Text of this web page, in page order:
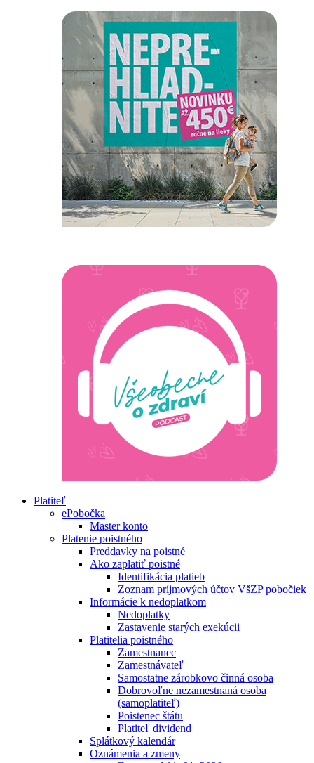
Platiteľ
ePobočka
Master konto
Platenie poistného
Preddavky na poistné
Ako zaplatiť poistné
Identifikácia platieb
Zoznam príjmových účtov VšZP pobočiek
Informácie k nedoplatkom
Nedoplatky
Zastavenie starých exekúcii
Platitelia poistného
Zamestnanec
Zamestnávateľ
Samostatne zárobkovo činná osoba
Dobrovoľne nezamestnaná osoba
(samoplatiteľ)
Poistenec štátu
Platiteľ dividend
Splátkový kalendár
Oznámenia a zmeny